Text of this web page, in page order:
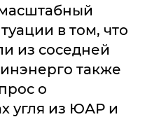
в том, что
из соседней
также
о
угля из ЮАР и